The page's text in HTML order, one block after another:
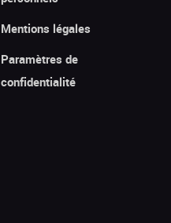
Mentions légales
Paramètres de
confidentialité